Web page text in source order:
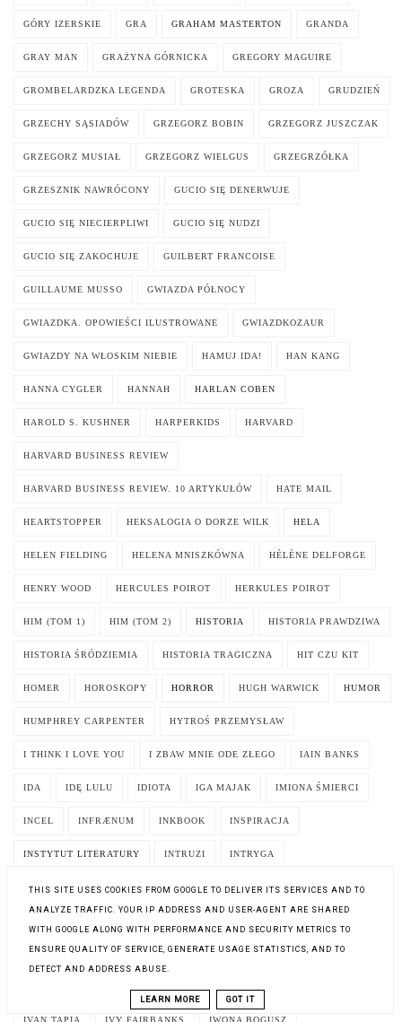
GÓRY IZERSKIE GRA GRAHAM MASTERTON GRANDA
GRAY MAN GRAŻYNA GÓRNICKA GREGORY MAGUIRE
GROMBELARDZKA LEGENDA GROTESKA GROZA GRUDZIEŃ
GRZECHY SĄSIADÓW GRZEGORZ BOBIN GRZEGORZ JUSZCZAK
GRZEGORZ MUSIAŁ GRZEGORZ WIELGUS GRZEGRZÓŁKA
GRZESZNIK NAWRÓCONY GUCIO SIĘ DENERWUJE
GUCIO SIĘ NIECIERPLIWI GUCIO SIĘ NUDZI
GUCIO SIĘ ZAKOCHUJE GUILBERT FRANCOISE
GUILLAUME MUSSO GWIAZDA PÓŁNOCY
GWIAZDKA. OPOWIEŚCI ILUSTROWANE GWIAZDKOZAUR
GWIAZDY NA WŁOSKIM NIEBIE HAMUJ IDA! HAN KANG
HANNA CYGLER HANNAH HARLAN COBEN
HAROLD S. KUSHNER HARPERKIDS HARVARD
HARVARD BUSINESS REVIEW
HARVARD BUSINESS REVIEW. 10 ARTYKUŁÓW HATE MAIL
HEARTSTOPPER HEKSALOGIA O DORZE WILK HELA
HELEN FIELDING HELENA MNISZKÓWNA HÉLÈNE DELFORGE
HENRY WOOD HERCULES POIROT HERKULES POIROT
HIM (TOM 1) HIM (TOM 2) HISTORIA HISTORIA PRAWDZIWA
HISTORIA ŚRÓDZIEMIA HISTORIA TRAGICZNA HIT CZU KIT
HOMER HOROSKOPY HORROR HUGH WARWICK HUMOR
HUMPHREY CARPENTER HYTROŚ PRZEMYSŁAW
I THINK I LOVE YOU I ZBAW MNIE ODE ZŁEGO IAIN BANKS
IDA IDĘ LULU IDIOTA IGA MAJAK IMIONA ŚMIERCI
INCEL INFRÆNUM INKBOOK INSPIRACJA
INSTYTUT LITERATURY INTRUZI INTRYGA
INTRYGA CHODZI W SZPILKACH INWARD. PODRÓŻ W GŁĄB SIEBIE
ISAAC ASIMOV ISABEL ALLENDE ISABELLE BOTTIER
IVAN TAPIA IVY FAIRBANKS IWONA BOGUSZ
THIS SITE USES COOKIES FROM GOOGLE TO DELIVER ITS SERVICES AND TO
ANALYZE TRAFFIC. YOUR IP ADDRESS AND USER-AGENT ARE SHARED
WITH GOOGLE ALONG WITH PERFORMANCE AND SECURITY METRICS TO
ENSURE QUALITY OF SERVICE, GENERATE USAGE STATISTICS, AND TO
DETECT AND ADDRESS ABUSE.
LEARN MORE GOT IT